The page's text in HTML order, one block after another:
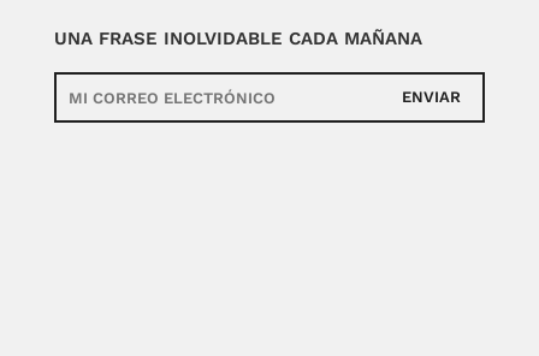
UNA FRASE INOLVIDABLE CADA MAÑANA
ENVIAR